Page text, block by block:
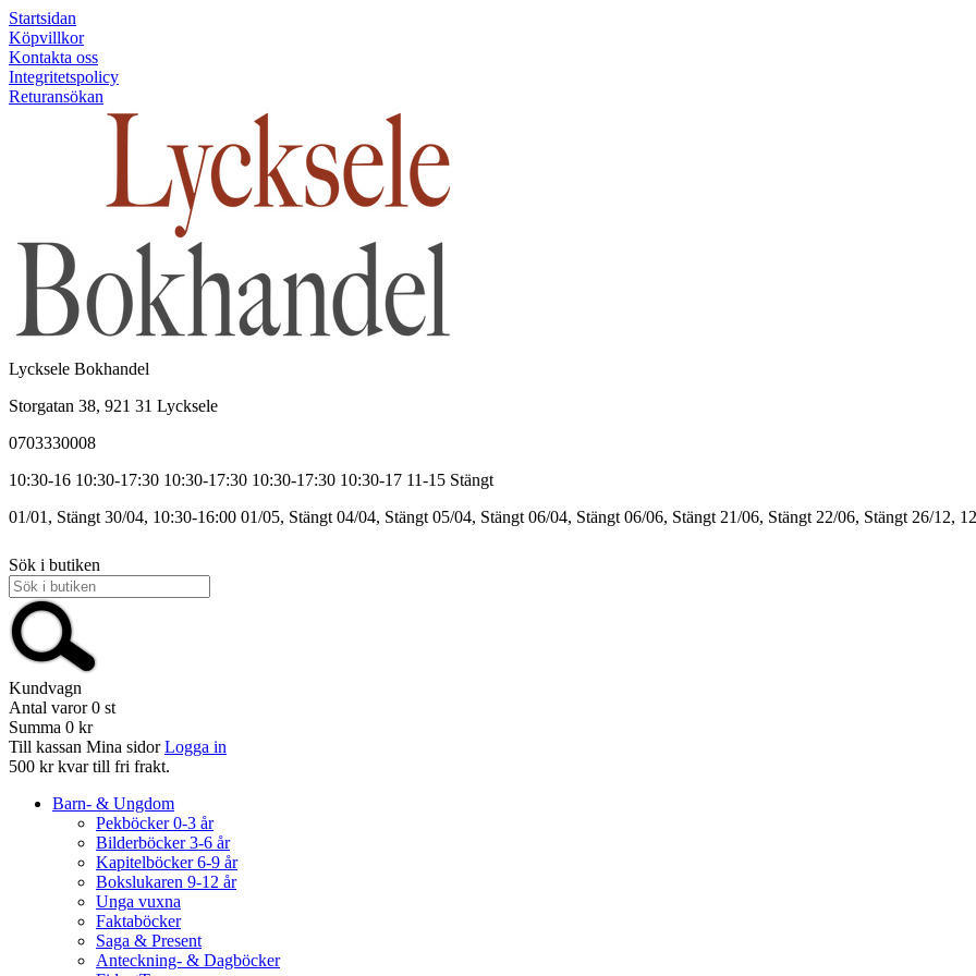
Startsidan
Köpvillkor
Kontakta oss
Integritetspolicy
Returansökan
Lycksele Bokhandel
Storgatan 38, 921 31 Lycksele
0703330008
10:30-16 10:30-17:30 10:30-17:30 10:30-17:30 10:30-17 11-15 Stängt
01/01, Stängt 30/04, 10:30-16:00 01/05, Stängt 04/04, Stängt 05/04, Stängt 06/04, Stängt 06/06, Stängt 21/06, Stängt 22/06, Stängt 26/12,
Sök i butiken
Kundvagn
Antal varor 0 st
Summa 0 kr
Till kassan Mina sidor Logga in
500 kr kvar till fri frakt.
Barn- & Ungdom
Pekböcker 0-3 år
Bilderböcker 3-6 år
Kapitelböcker 6-9 år
Bokslukaren 9-12 år
Unga vuxna
Faktaböcker
Saga & Present
Anteckning- & Dagböcker